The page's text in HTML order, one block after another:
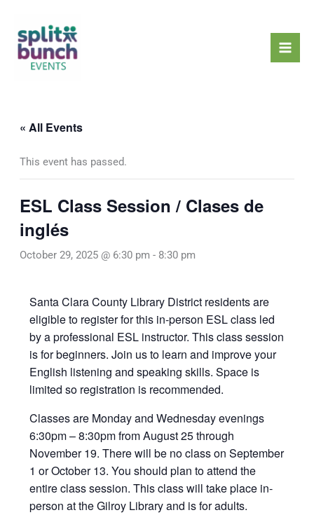
content
« All Events
This event has passed.
ESL Class Session / Clases de
inglés
October 29, 2025 @ 6:30 pm - 8:30 pm
Santa Clara County Library District residents are
eligible to register for this in-person ESL class led
by a professional ESL instructor. This class session
is for beginners. Join us to learn and improve your
English listening and speaking skills. Space is
limited so registration is recommended.
Classes are Monday and Wednesday evenings
6:30pm – 8:30pm from August 25 through
November 19. There will be no class on September
1 or October 13. You should plan to attend the
entire class session. This class will take place in-
person at the Gilroy Library and is for adults.